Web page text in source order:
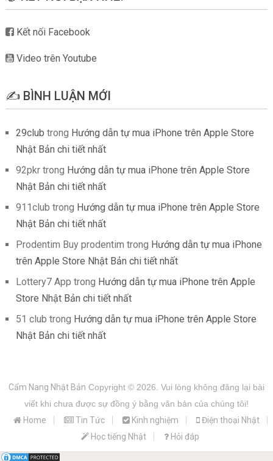
Kết nối Facebook
Video trên Youtube
✍️ BÌNH LUẬN MỚI
29club trong Hướng dẫn tự mua iPhone trên Apple Store
Nhật Bản chi tiết nhất
92pkrtrong Hướng dẫn tự mua iPhone trên Apple Store
Nhật Bản chi tiết nhất
911club trong Hướng dẫn tự mua iPhone trên Apple Store
Nhật Bản chi tiết nhất
Prodentim Buy prodentim trong Hướng dẫn tự mua iPhone
trên Apple Store Nhật Bản chi tiết nhất
Lottery7 App trong Hướng dẫn tự mua iPhone trên Apple
Store Nhật Bản chi tiết nhất
51 club trong Hướng dẫn tự mua iPhone trên Apple Store
Nhật Bản chi tiết nhất
Cẩm Nang Nhật Bản Copyright © 2026. Vui lòng không đăng lại bài
viết khi chưa được sự đồng ý bằng văn bản của chúng tôi!
Home
Tin Tức Kinh nghiệm
Điện thoại Nhật
Học tiếng Nhật
Hỏi đáp